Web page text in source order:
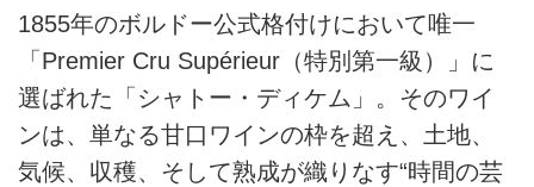
1855年のボルドー公式格付けにおいて唯一
「Premier Cru Supérieur（特別第一級）」に
選ばれた「シャトー・ディケム」。そのワイ
ンは、単なる甘口ワインの枠を超え、土地、
気候、収穫、そして熟成が織りなす“時間の芸